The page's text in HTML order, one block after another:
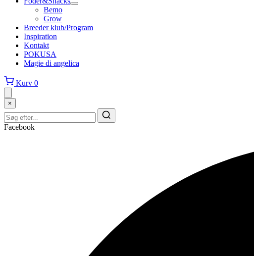
Bemo
Grow
Breeder klub/Program
Inspiration
Kontakt
POKUSA
Magie di angelica
Kurv 0
×
Facebook